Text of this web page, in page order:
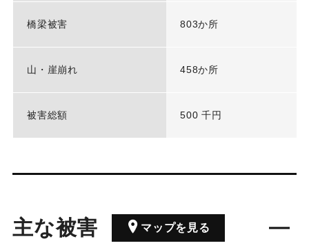
橋梁被害 803か所
山・崖崩れ 458か所
被害総額 500 千円
主な被害 マップを見る